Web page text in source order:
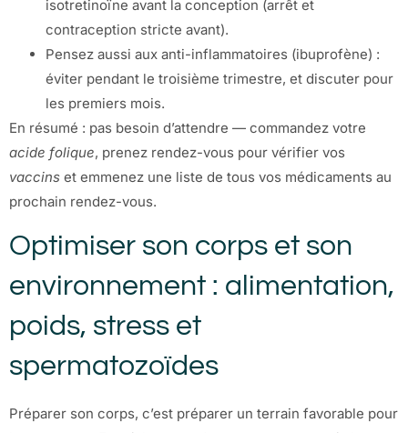
isotretinoïne avant la conception (arrêt et
contraception stricte avant).
Pensez aussi aux anti-inflammatoires (ibuprofène) :
éviter pendant le troisième trimestre, et discuter pour
les premiers mois.
En résumé : pas besoin d’attendre — commandez votre
acide folique, prenez rendez-vous pour vérifier vos
vaccins et emmenez une liste de tous vos médicaments au
prochain rendez-vous.
Optimiser son corps et son
environnement : alimentation,
poids, stress et
spermatozoïdes
Préparer son corps, c’est préparer un terrain favorable pour